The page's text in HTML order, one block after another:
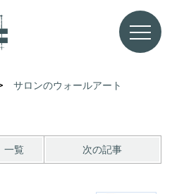
サロンのウォールアート
一覧 次の記事